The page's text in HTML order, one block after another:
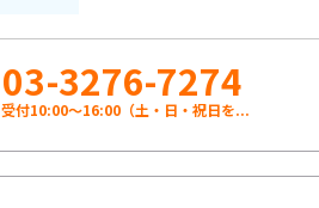
03-3276-7274
受付10:00〜16:00（土・日・祝日を...